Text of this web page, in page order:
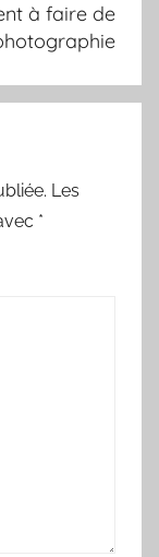
à faire de
Les
*